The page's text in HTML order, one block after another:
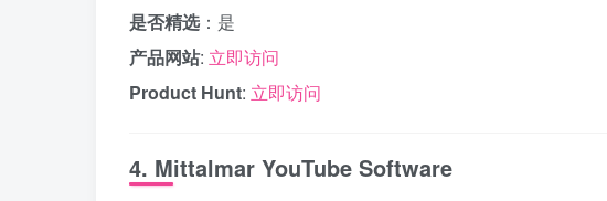
是否精选：是
产品网站: 立即访问
Product Hunt: 立即访问
4. Mittalmar YouTube Software